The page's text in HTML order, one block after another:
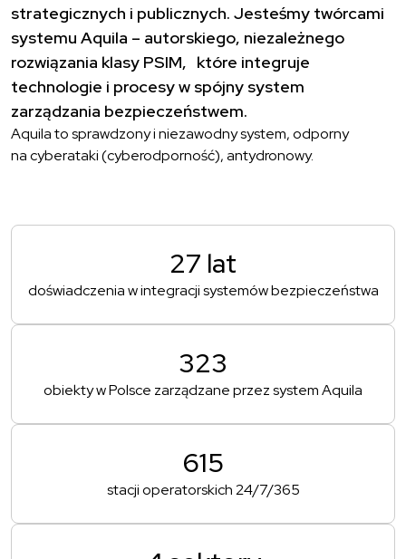
strategicznych i publicznych. Jesteśmy twórcami
systemu Aquila – autorskiego, niezależnego
rozwiązania klasy PSIM, które integruje
technologie i procesy w spójny system
zarządzania bezpieczeństwem.
Aquila to sprawdzony i niezawodny system, odporny
na cyberataki (cyberodporność), antydronowy.
27 lat
doświadczenia w integracji systemów bezpieczeństwa
323
obiekty w Polsce zarządzane przez system Aquila
615
stacji operatorskich 24/7/365